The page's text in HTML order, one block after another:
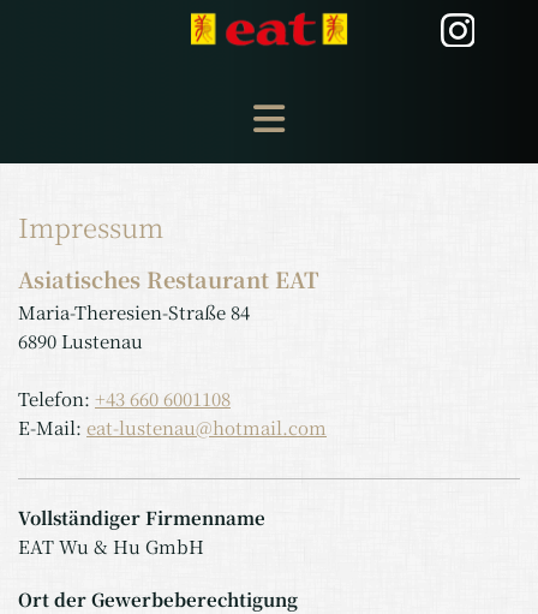
Impressum
Asiatisches Restaurant EAT
Maria-Theresien-Straße 84
6890 Lustenau
Telefon: +43 660 6001108
E-Mail: eat-lustenau@hotmail.com
Vollständiger Firmenname
EAT Wu & Hu GmbH
Ort der Gewerbeberechtigung